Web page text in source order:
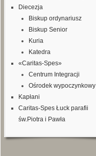
Diecezja
Biskup ordynariusz
Biskup Senior
Kuria
Katedra
«Caritas-Spes»
Centrum Integracji
Ośrodek wypoczynkowy
Kapłani
Caritas-Spes Łuck parafii
św.Piotra i Pawła